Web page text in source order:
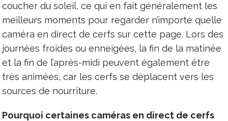
coucher du soleil, ce qui en fait généralement les
meilleurs moments pour regarder n’importe quelle
caméra en direct de cerfs sur cette page. Lors des
journées froides ou enneigées, la fin de la matinée
et la fin de l’après-midi peuvent également être
très animées, car les cerfs se déplacent vers les
sources de nourriture.
Pourquoi certaines caméras en direct de cerfs